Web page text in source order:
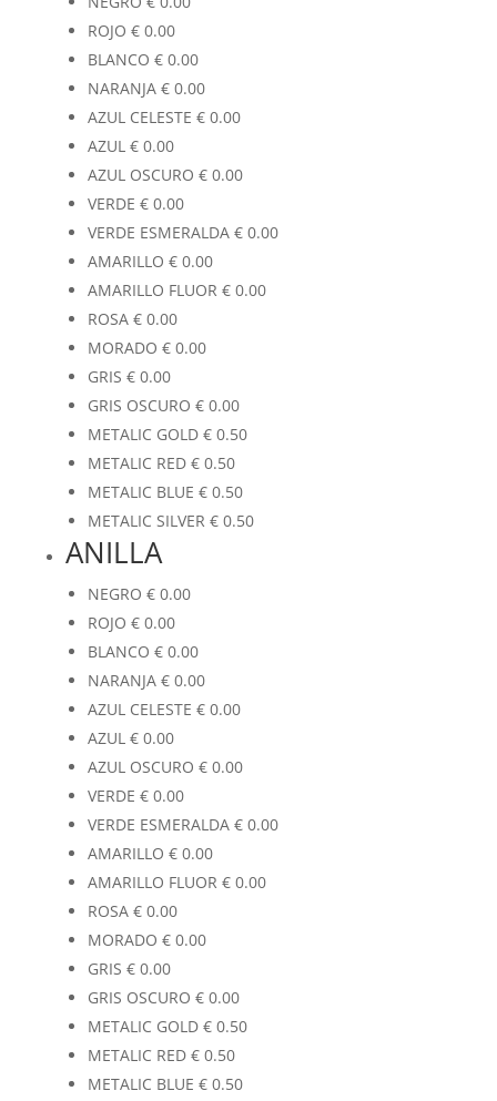
ROJO €0.00
BLANCO €0.00
NARANJA €0.00
AZUL CELESTE €0.00
AZUL €0.00
AZUL OSCURO €0.00
VERDE €0.00
VERDE ESMERALDA €0.00
AMARILLO €0.00
AMARILLO FLUOR €0.00
ROSA €0.00
MORADO €0.00
GRIS €0.00
GRIS OSCURO €0.00
METALIC GOLD €0.50
METALIC RED €0.50
METALIC BLUE €0.50
METALIC SILVER €0.50
ANILLA
NEGRO €0.00
ROJO €0.00
BLANCO €0.00
NARANJA €0.00
AZUL CELESTE €0.00
AZUL €0.00
AZUL OSCURO €0.00
VERDE €0.00
VERDE ESMERALDA €0.00
AMARILLO €0.00
AMARILLO FLUOR €0.00
ROSA €0.00
MORADO €0.00
GRIS €0.00
GRIS OSCURO €0.00
METALIC GOLD €0.50
METALIC RED €0.50
METALIC BLUE €0.50